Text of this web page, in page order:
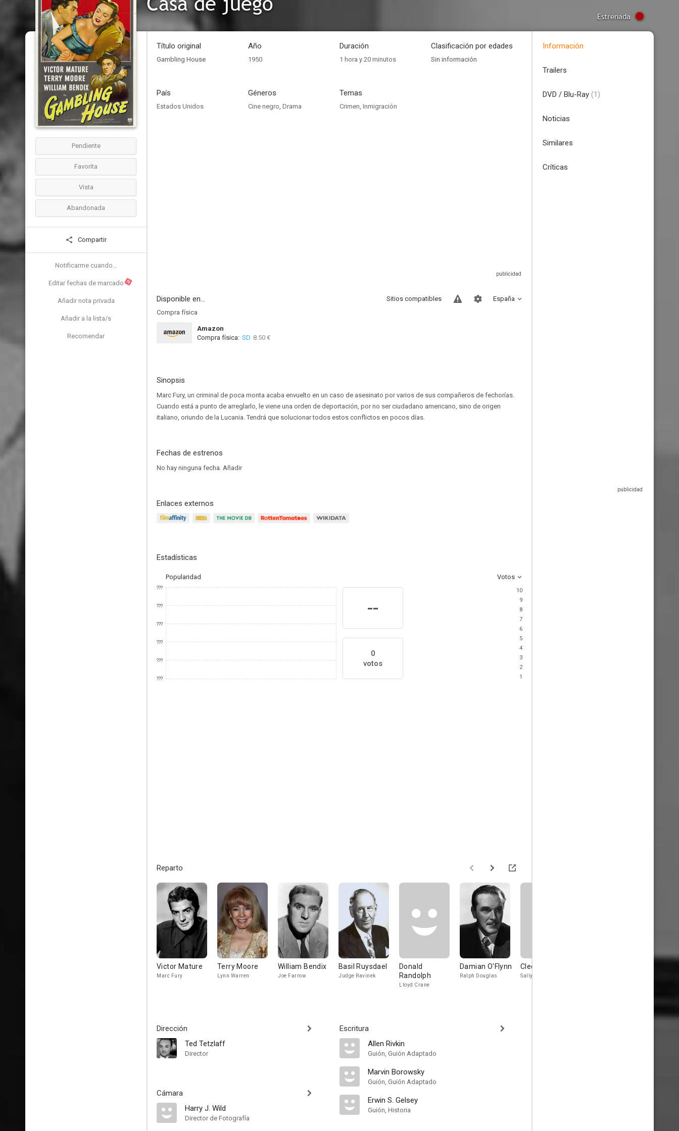
Estrenada
Pendiente
Favorita
Vista
Abandonada
Compartir
Notificarme cuando...
Editar fechas de marcado N
Añadir nota privada
Añadir a la lista/s
Recomendar
Título original
Gambling House
Año
1950
Duración
1 hora y 20 minutos
Clasificación por edades
Sin información
País
Estados Unidos
Géneros
Cine negro, Drama
Temas
Crimen, Inmigración
Disponible en... España
Sitios compatibles
Compra física
Amazon
Compra física: SD 8.50 €
Sinopsis
Marc Fury, un criminal de poca monta acaba envuelto en un caso de asesinato por varios de sus compañeros de fechorías.
Cuando está a punto de arreglarlo, le viene una orden de deportación, por no ser ciudadano americano, sino de origen
italiano, oriundo de la Lucania. Tendrá que solucionar todos estos conflictos en pocos días.
Fechas de estrenos
No hay ninguna fecha. Añadir
Enlaces externos
Estadísticas
Popularidad Votos
???
???
???
???
???
???
--
0
votos
10
9
8
7
6
5
4
3
2
1
Reparto
Victor Mature
Marc Fury
Terry Moore
Lynn Warren
William Bendix
Joe Farrow
Basil Ruysdael
Judge Ravinek
Donald
Randolph
Lloyd Crane
Damian O'Flynn
Ralph Douglas
Cleo Moore
Sally
Dirección
Ted Tetzlaff
Director
Cámara
Harry J. Wild
Director de Fotografía
Escritura
Allen Rivkin
Guión, Guión Adaptado
Marvin Borowsky
Guión, Guión Adaptado
Erwin S. Gelsey
Guión, Historia
Información
Trailers
DVD / Blu-Ray (1)
Noticias
Similares
Críticas